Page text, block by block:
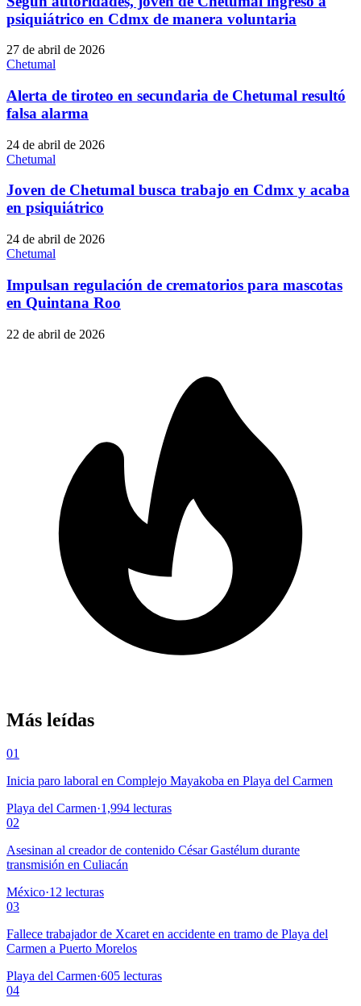
psiquiátrico en Cdmx de manera voluntaria
27 de abril de 2026
Chetumal
Alerta de tiroteo en secundaria de Chetumal resultó
falsa alarma
24 de abril de 2026
Chetumal
Joven de Chetumal busca trabajo en Cdmx y acaba
en psiquiátrico
24 de abril de 2026
Chetumal
Impulsan regulación de crematorios para mascotas
en Quintana Roo
22 de abril de 2026
Más leídas
01
Inicia paro laboral en Complejo Mayakoba en Playa del Carmen
Playa del Carmen·1,994 lecturas
02
Asesinan al creador de contenido César Gastélum durante
transmisión en Culiacán
México·12 lecturas
03
Fallece trabajador de Xcaret en accidente en tramo de Playa del
Carmen a Puerto Morelos
Playa del Carmen·605 lecturas
04